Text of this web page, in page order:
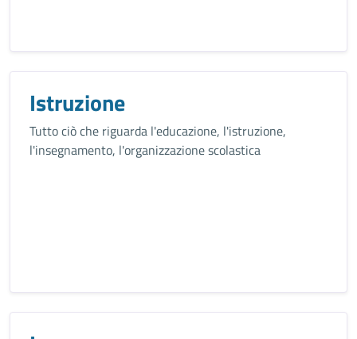
Istruzione
Tutto ciò che riguarda l'educazione, l'istruzione,
l'insegnamento, l'organizzazione scolastica